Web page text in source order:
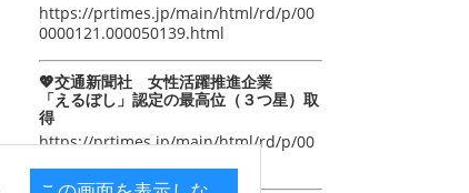
https://prtimes.jp/main/html/rd/p/00
0000121.000050139.html
💖交通新聞社 女性活躍推進企業
「えるぼし」認定の最高位（３つ星）取
得
https://prtimes.jp/main/html/rd/p/00